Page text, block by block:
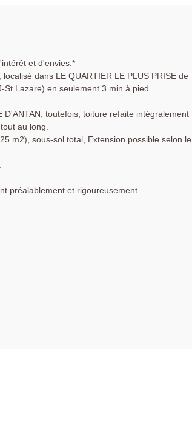
et d'envies.*
dans LE QUARTIER LE PLUS PRISE de
Lazare) en seulement 3 min à pied.
toutefois, toiture refaite intégralement
au long.
m2), sous-sol total, Extension possible selon le
préalablement et rigoureusement